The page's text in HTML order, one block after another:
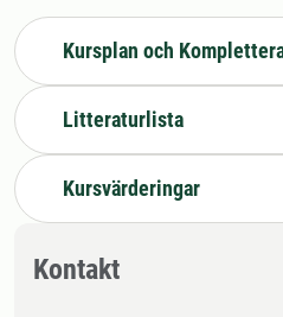
Kursplan och
Litteraturlista
Kursvärderingar
Kontakt